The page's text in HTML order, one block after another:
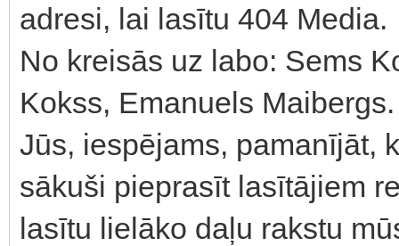
adresi, lai lasītu 404 Media.
No kreisās uz labo: Sems
Kokss, Emanuels Maibergs.
Jūs, iespējams, pamanījāt,
sākuši pieprasīt lasītājiem
lasītu lielāko daļu rakstu